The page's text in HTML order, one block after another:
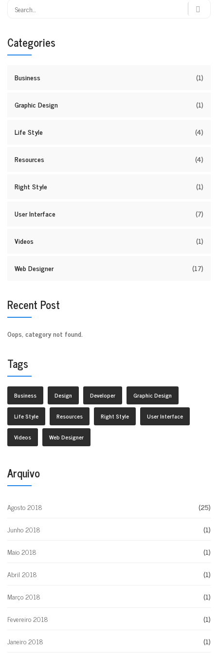
Categories
Business (1)
Graphic Design (1)
Life Style (4)
Resources (4)
Right Style (1)
User Interface (7)
Videos (1)
Web Designer (17)
Recent Post
Oops, category not found.
Tags
Business Design Developer Graphic Design
Life Style Resources Right Style User Interface
Videos Web Designer
Arquivo
Agosto 2018
(25)
Junho 2018
(1)
Maio 2018
(1)
Abril 2018
(1)
Março 2018
(1)
Fevereiro 2018
(1)
Janeiro 2018
(1)